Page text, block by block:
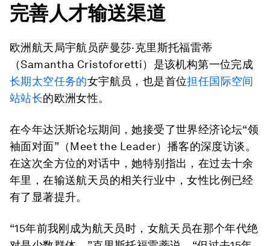
完善人才输送渠道
欧洲航天局宇航员萨曼莎·克里斯托福雷蒂
（Samantha Cristoforetti）是该机构第一位完成
长期太空任务的女宇航员，也是首位担任国际空间
站站长的欧洲女性。
在今年达沃斯论坛期间，她接受了世界经济论坛“领
袖面对面”（Meet the Leader）播客的深度访谈。
在这次全方位的对话中，她特别指出，在过去十余
年里，在输送航天员的相关行业中，女性比例已经
有了显著提升。
“15年前我刚成为航天员时，女航天员在那个年代绝